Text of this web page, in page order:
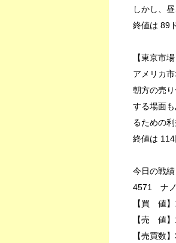
しかし、
終値は 89
【東京市場
アメリカ
朝方の売
する場面
るための
終値は
今日の戦績
4571 ナ
【買 値】
【売 値】
【売買数